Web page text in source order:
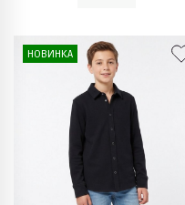
НОВИНКА